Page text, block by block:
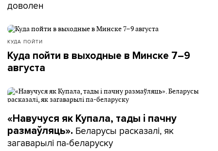
доволен
КУДА ПОЙТИ
Куда пойти в выходные в Минске 7–9
августа
«Навучуся як Купала, тады і пачну
размаўляць». Беларусы расказалі, як
загаварылі па-беларуску